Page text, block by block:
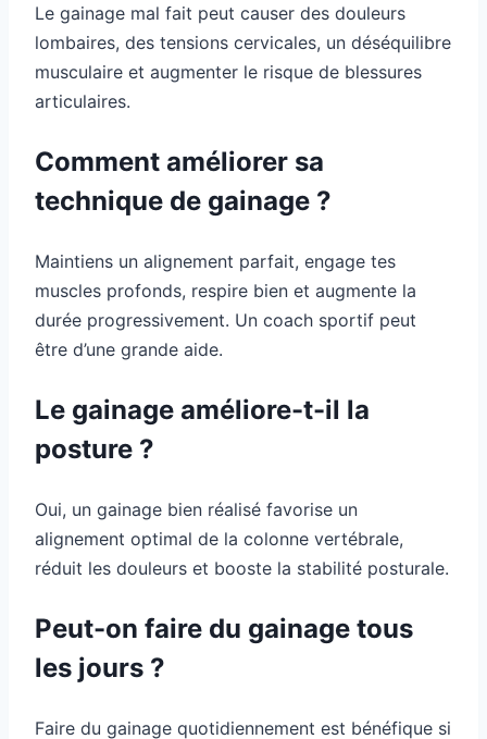
Le gainage mal fait peut causer des douleurs
lombaires, des tensions cervicales, un déséquilibre
musculaire et augmenter le risque de blessures
articulaires.
Comment améliorer sa
technique de gainage ?
Maintiens un alignement parfait, engage tes
muscles profonds, respire bien et augmente la
durée progressivement. Un coach sportif peut
être d’une grande aide.
Le gainage améliore-t-il la
posture ?
Oui, un gainage bien réalisé favorise un
alignement optimal de la colonne vertébrale,
réduit les douleurs et booste la stabilité posturale.
Peut-on faire du gainage tous
les jours ?
Faire du gainage quotidiennement est bénéfique si